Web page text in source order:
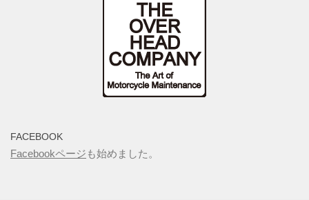
FACEBOOK
Facebookページ も始めました。